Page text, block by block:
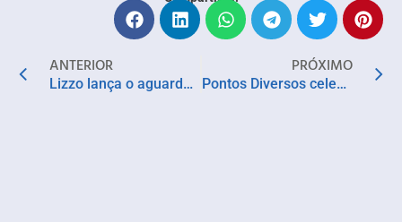
ANTERIOR
Lizzo lança o aguardado álbum “Bitch” e transforma empoderamento feminino em manifesto musical
PRÓXIMO
Pontos Diversos celebra 10 anos de atuação em territórios e iniciativas socioambientais